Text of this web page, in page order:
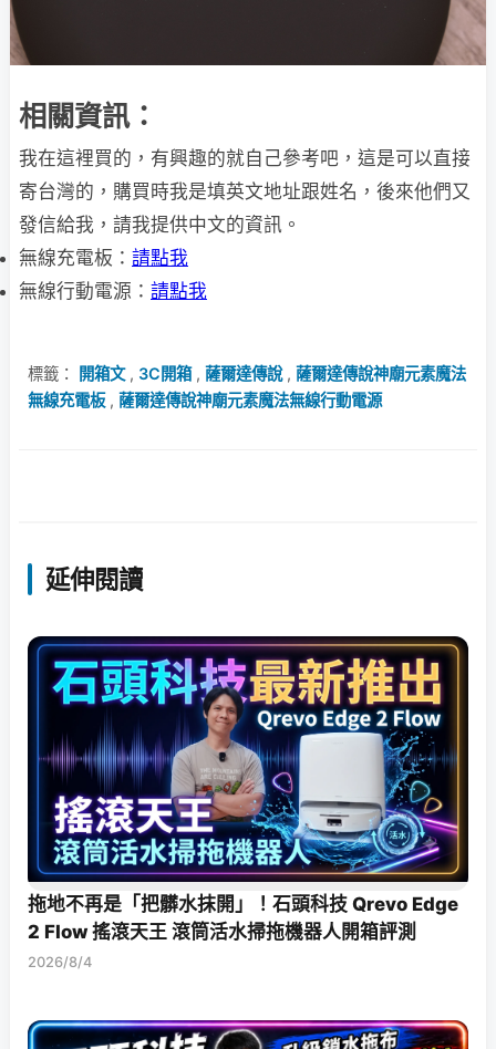
相關資訊：
我在這裡買的，有興趣的就自己參考吧，這是可以直接
寄台灣的，購買時我是填英文地址跟姓名，後來他們又
發信給我，請我提供中文的資訊。
無線充電板： 請點我
無線行動電源： 請點我
標籤： 開箱文, 3C開箱, 薩爾達傳說, 薩爾達傳說神廟元素魔法
無線充電板, 薩爾達傳說神廟元素魔法無線行動電源
延伸閱讀
拖地不再是「把髒水抹開」！石頭科技 Qrevo Edge
2 Flow 搖滾天王 滾筒活水掃拖機器人開箱評測
2026/8/4